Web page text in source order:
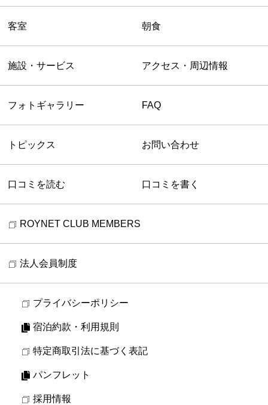
客室 朝食
施設・サービス アクセス・周辺情報
フォトギャラリー FAQ
トピックス お問い合わせ
口コミを読む 口コミを書く
ROYNET CLUB MEMBERS
法人会員制度
プライバシーポリシー
宿泊約款・利用規則
特定商取引法に基づく表記
パンフレット
採用情報